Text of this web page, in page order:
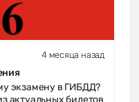
4 месяца назад
экзамену в ГИБДД?